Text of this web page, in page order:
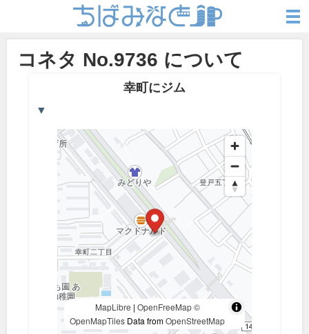
コネタ No.9736 について
幸町にジム
▼
MapLibre | OpenFreeMap©
OpenMapTiles Data fromOpenStreetMap